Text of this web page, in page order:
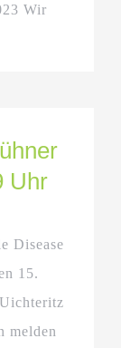
Wir
Uhr
Disease
15.
melden